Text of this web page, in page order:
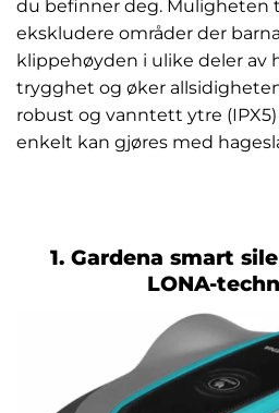
du befinner deg. Muligheten
ekskludere områder der
klippehøyden i ulike deler av
trygghet og øker
robust og vanntett ytre
enkelt kan gjøres med
1. Gardena smart
LONA-